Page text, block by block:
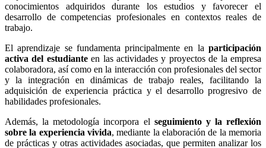
conocimientos adquiridos durante los estudios y favorecer el
desarrollo de competencias profesionales en contextos reales de
trabajo.
El aprendizaje se fundamenta principalmente en la participación
activa del estudianteen las actividades y proyectos de la empresa
colaboradora, así como en la interacción con profesionales del sector
y la integración en dinámicas de trabajo reales, facilitando la
adquisición de experiencia práctica y el desarrollo progresivo de
habilidades profesionales.
Además, la metodología incorpora el seguimiento y la reflexión
sobre la experiencia vivida, mediante la elaboración de la memoria
de prácticas y otras actividades asociadas, que permiten analizar los